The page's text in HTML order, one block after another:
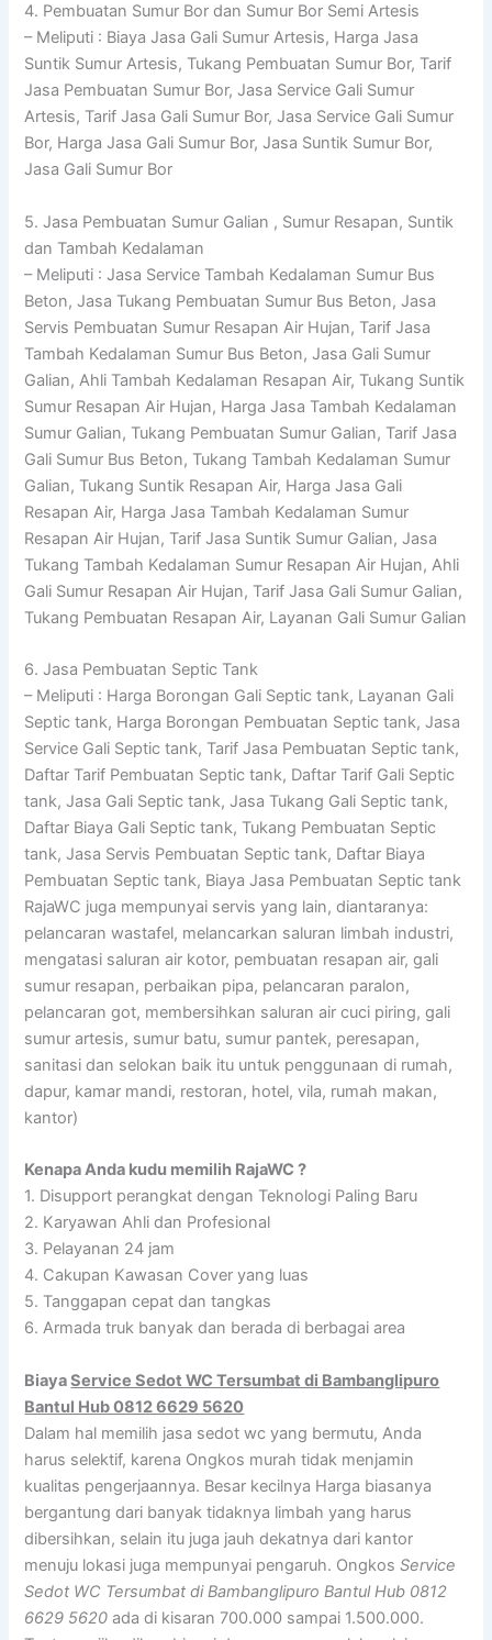
4. Pembuatan Sumur Bor dan Sumur Bor Semi Artesis
– Meliputi : Biaya Jasa Gali Sumur Artesis, Harga Jasa
Suntik Sumur Artesis, Tukang Pembuatan Sumur Bor, Tarif
Jasa Pembuatan Sumur Bor, Jasa Service Gali Sumur
Artesis, Tarif Jasa Gali Sumur Bor, Jasa Service Gali Sumur
Bor, Harga Jasa Gali Sumur Bor, Jasa Suntik Sumur Bor,
Jasa Gali Sumur Bor
5. Jasa Pembuatan Sumur Galian , Sumur Resapan, Suntik
dan Tambah Kedalaman
– Meliputi : Jasa Service Tambah Kedalaman Sumur Bus
Beton, Jasa Tukang Pembuatan Sumur Bus Beton, Jasa
Servis Pembuatan Sumur Resapan Air Hujan, Tarif Jasa
Tambah Kedalaman Sumur Bus Beton, Jasa Gali Sumur
Galian, Ahli Tambah Kedalaman Resapan Air, Tukang Suntik
Sumur Resapan Air Hujan, Harga Jasa Tambah Kedalaman
Sumur Galian, Tukang Pembuatan Sumur Galian, Tarif Jasa
Gali Sumur Bus Beton, Tukang Tambah Kedalaman Sumur
Galian, Tukang Suntik Resapan Air, Harga Jasa Gali
Resapan Air, Harga Jasa Tambah Kedalaman Sumur
Resapan Air Hujan, Tarif Jasa Suntik Sumur Galian, Jasa
Tukang Tambah Kedalaman Sumur Resapan Air Hujan, Ahli
Gali Sumur Resapan Air Hujan, Tarif Jasa Gali Sumur Galian,
Tukang Pembuatan Resapan Air, Layanan Gali Sumur Galian
6. Jasa Pembuatan Septic Tank
– Meliputi : Harga Borongan Gali Septic tank, Layanan Gali
Septic tank, Harga Borongan Pembuatan Septic tank, Jasa
Service Gali Septic tank, Tarif Jasa Pembuatan Septic tank,
Daftar Tarif Pembuatan Septic tank, Daftar Tarif Gali Septic
tank, Jasa Gali Septic tank, Jasa Tukang Gali Septic tank,
Daftar Biaya Gali Septic tank, Tukang Pembuatan Septic
tank, Jasa Servis Pembuatan Septic tank, Daftar Biaya
Pembuatan Septic tank, Biaya Jasa Pembuatan Septic tank
RajaWC juga mempunyai servis yang lain, diantaranya:
pelancaran wastafel, melancarkan saluran limbah industri,
mengatasi saluran air kotor, pembuatan resapan air, gali
sumur resapan, perbaikan pipa, pelancaran paralon,
pelancaran got, membersihkan saluran air cuci piring, gali
sumur artesis, sumur batu, sumur pantek, peresapan,
sanitasi dan selokan baik itu untuk penggunaan di rumah,
dapur, kamar mandi, restoran, hotel, vila, rumah makan,
kantor)
Kenapa Anda kudu memilih RajaWC ?
1. Disupport perangkat dengan Teknologi Paling Baru
2. Karyawan Ahli dan Profesional
3. Pelayanan 24 jam
4. Cakupan Kawasan Cover yang luas
5. Tanggapan cepat dan tangkas
6. Armada truk banyak dan berada di berbagai area
BiayaService Sedot WC Tersumbat di Bambanglipuro
Bantul Hub 0812 6629 5620
Dalam hal memilih jasa sedot wc yang bermutu, Anda
harus selektif, karena Ongkos murah tidak menjamin
kualitas pengerjaannya. Besar kecilnya Harga biasanya
bergantung dari banyak tidaknya limbah yang harus
dibersihkan, selain itu juga jauh dekatnya dari kantor
menuju lokasi juga mempunyai pengaruh. OngkosService
Sedot WC Tersumbat di Bambanglipuro Bantul Hub 0812
6629 5620 ada di kisaran 700.000 sampai 1.500.000.